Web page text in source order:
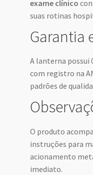
exame clínico
suas rotinas
Garantia
A lanterna possui
com registro na
padrões de
O produto
instruções para
acionamento
imediato.